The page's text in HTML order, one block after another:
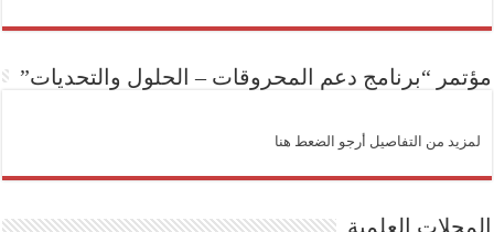
مؤتمر “برنامج دعم المحروقات – الحلول والتحديات”
لمزيد من التفاصيل أرجو الضعط هنا
المجلات العلمية